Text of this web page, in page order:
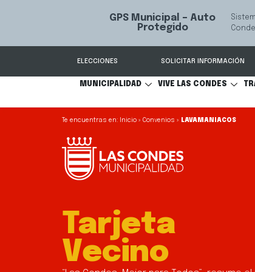
GPS Municipal – Auto
Protegido
ELECCIONES SOLICITAR INFORMACIÓN
MUNICIPALIDAD VIVE LAS CONDES
Inicio » Convenios » LAVAMANIACOS
Tarjeta
Vecino